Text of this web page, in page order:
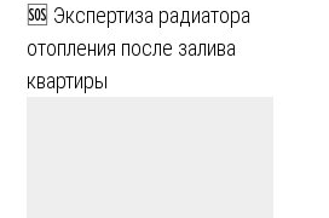
🆘 Экспертиза радиатора
отопления после залива
квартиры